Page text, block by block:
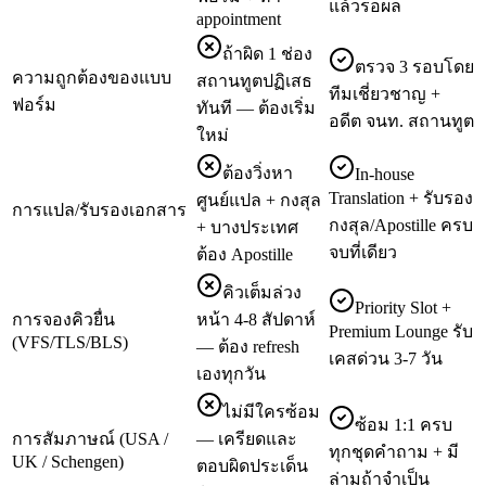
appointment
แล้วรอผล
ความถูกต้องของแบบ
ฟอร์ม
ถ้าผิด 1 ช่อง
สถานทูตปฏิเสธ
ทันที — ต้องเริ่ม
ใหม่
ตรวจ 3 รอบโดย
ทีมเชี่ยวชาญ +
อดีต จนท. สถานทูต
การแปล/รับรองเอกสาร
ต้องวิ่งหา
ศูนย์แปล + กงสุล
+ บางประเทศ
ต้อง Apostille
In-house
Translation + รับรอง
กงสุล/Apostille ครบ
จบที่เดียว
การจองคิวยื่น
(VFS/TLS/BLS)
คิวเต็มล่วง
หน้า 4-8 สัปดาห์
— ต้อง refresh
เองทุกวัน
Priority Slot +
Premium Lounge รับ
เคสด่วน 3-7 วัน
การสัมภาษณ์ (USA /
UK / Schengen)
ไม่มีใครซ้อม
— เครียดและ
ตอบผิดประเด็น
ซ้อม 1:1 ครบ
ทุกชุดคำถาม + มี
ล่ามถ้าจำเป็น